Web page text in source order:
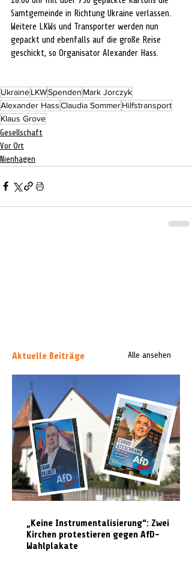
Samtgemeinde in Richtung Ukraine verlassen.
Weitere LKWs und Transporter werden nun
gepackt und ebenfalls auf die große Reise
geschickt, so Organisator Alexander Hass.
UkraineLKWSpenden Mark Jorczyk
Alexander HassClaudia SommerHilfstransport
Klaus Grove
Gesellschaft
Vor Ort
Nienhagen
Aktuelle Beiträge Alle ansehen
„Keine Instrumentalisierung“: Zwei
Kirchen protestieren gegen AfD-
Wahlplakate